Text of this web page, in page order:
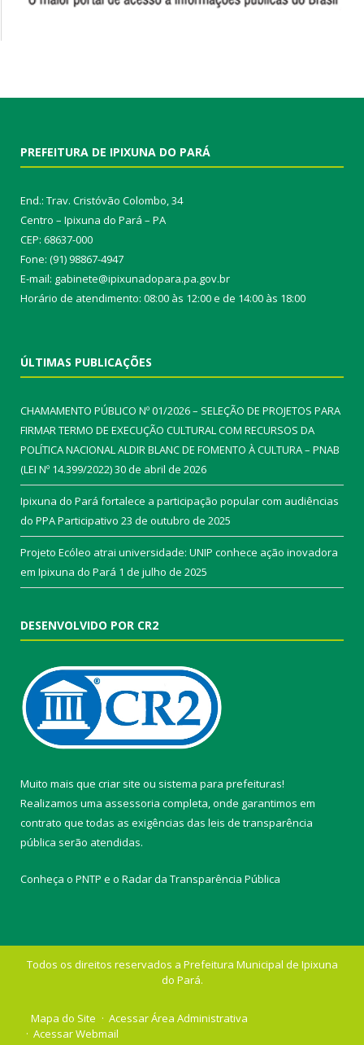
PREFEITURA DE IPIXUNA DO PARÁ
End.: Trav. Cristóvão Colombo, 34
Centro – Ipixuna do Pará – PA
CEP: 68637-000
Fone: (91) 98867-4947
E-mail: gabinete@ipixunadopara.pa.gov.br
Horário de atendimento: 08:00 às 12:00 e de 14:00 às 18:00
ÚLTIMAS PUBLICAÇÕES
CHAMAMENTO PÚBLICO Nº 01/2026 – SELEÇÃO DE PROJETOS PARA
FIRMAR TERMO DE EXECUÇÃO CULTURAL COM RECURSOS DA
POLÍTICA NACIONAL ALDIR BLANC DE FOMENTO À CULTURA – PNAB
(LEI Nº 14.399/2022)30 de abril de 2026
Ipixuna do Pará fortalece a participação popular com audiências
do PPA Participativo 23 de outubro de 2025
Projeto Ecóleo atrai universidade: UNIP conhece ação inovadora
em Ipixuna do Pará 1 de julho de 2025
DESENVOLVIDO POR CR2
Muito mais que criar site ou sistema para prefeituras!
Realizamos uma assessoria completa, onde garantimos em
contrato que todas as exigências das leis de transparência
pública serão atendidas.
Conheça o PNTP e o Radar da Transparência Pública
Todos os direitos reservados a Prefeitura Municipal de Ipixuna
do Pará.
Mapa do Site
Acessar Área Administrativa
Acessar Webmail